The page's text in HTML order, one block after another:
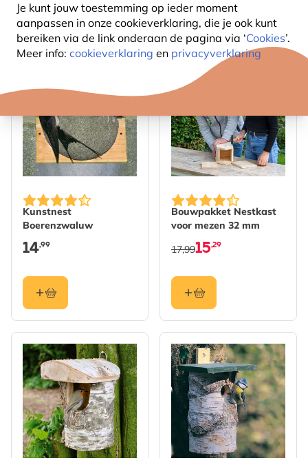
Je kunt jouw toestemming op ieder moment
aanpassen in onze cookieverklaring, die je ook kunt
bereiken via de link onderaan de pagina via ‘Cookies’.
Meer info: cookieverklaring en privacyverklaring
10Producten
Kunstnest
Boerenzwaluw
14,99
15% KORTING
Bouwpakket Nestkast
voor mezen 32 mm
15,29
17,99